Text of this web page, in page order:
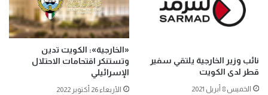
نائب وزير الخارجية يلتقي سفير
قطر لدى الكويت
الخميس 8 أبريل 2021
«الخارجية»: الكويت تدين
وتستنكر اقتحامات الاحتلال
الإسرائيلي
الأربعاء 26 أكتوبر 2022